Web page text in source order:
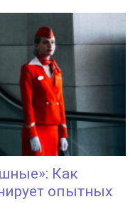
Как
опытных